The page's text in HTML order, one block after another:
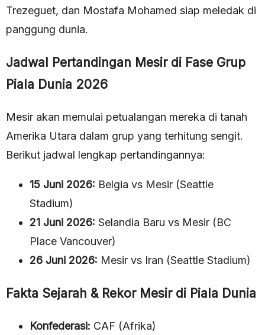
Trezeguet, dan Mostafa Mohamed siap meledak di
panggung dunia.
Jadwal Pertandingan Mesir di Fase Grup
Piala Dunia 2026
Mesir akan memulai petualangan mereka di tanah
Amerika Utara dalam grup yang terhitung sengit.
Berikut jadwal lengkap pertandingannya:
15 Juni 2026: Belgia vs Mesir (Seattle
Stadium)
21 Juni 2026: Selandia Baru vs Mesir (BC
Place Vancouver)
26 Juni 2026: Mesir vs Iran (Seattle Stadium)
Fakta Sejarah & Rekor Mesir di Piala Dunia
Konfederasi: CAF (Afrika)